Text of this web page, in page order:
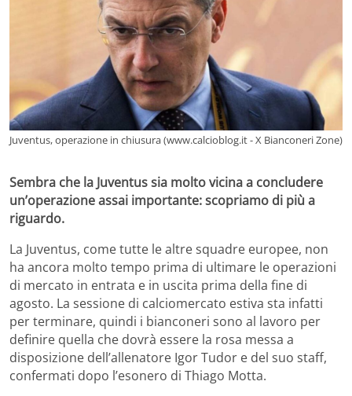
Juventus, operazione in chiusura (www.calcioblog.it - X Bianconeri Zone)
Sembra che la Juventus sia molto vicina a concludere
un’operazione assai importante: scopriamo di più a
riguardo.
La Juventus, come tutte le altre squadre europee, non
ha ancora molto tempo prima di ultimare le operazioni
di mercato in entrata e in uscita prima della fine di
agosto. La sessione di calciomercato estiva sta infatti
per terminare, quindi i bianconeri sono al lavoro per
definire quella che dovrà essere la rosa messa a
disposizione dell’allenatore Igor Tudor e del suo staff,
confermati dopo l’esonero di Thiago Motta.